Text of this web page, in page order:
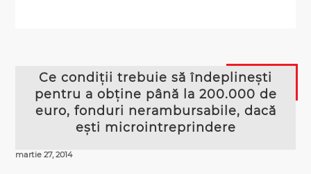
Ce condiții trebuie să îndeplinești
pentru a obține până la 200.000 de
euro, fonduri nerambursabile, dacă
ești microintreprindere
martie 27, 2014